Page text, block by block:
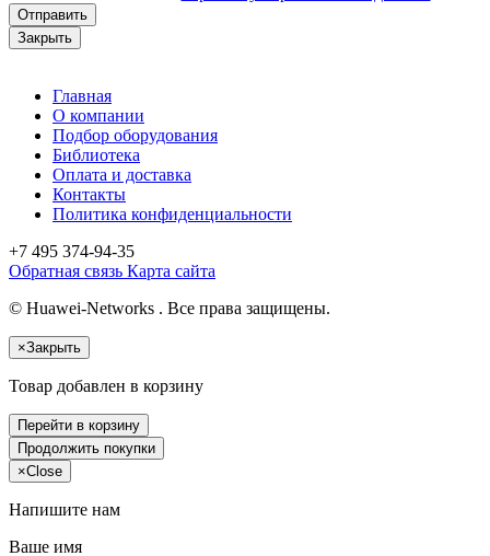
Отправить
Закрыть
Главная
О компании
Подбор оборудования
Библиотека
Оплата и доставка
Контакты
Политика конфиденциальности
+7 495 374-94-35
Обратная связь Карта сайта
© Huawei-Networks . Все права защищены.
×Закрыть
Товар добавлен в корзину
Перейти в корзину
Продолжить покупки
×Close
Напишите нам
Ваше имя